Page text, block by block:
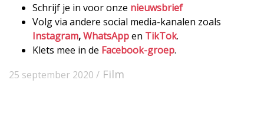
Schrijf je in voor onze nieuwsbrief
Volg via andere social media-kanalen zoals
Instagram,WhatsAppen TikTok.
Klets mee in de Facebook-groep.
25 september 2020 / Film